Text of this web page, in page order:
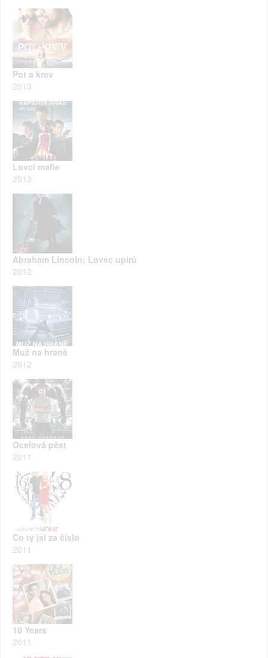
Pot a krev
2013
Lovci mafie
2013
Abraham Lincoln: Lovec upírů
2012
Muž na hraně
2012
Ocelová pěst
2011
Co ty jsi za číslo
2011
10 Years
2011